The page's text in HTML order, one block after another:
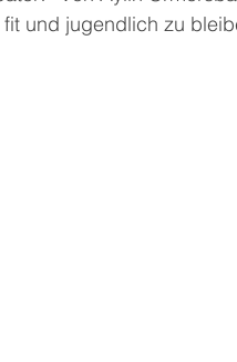
und jugendlich zu